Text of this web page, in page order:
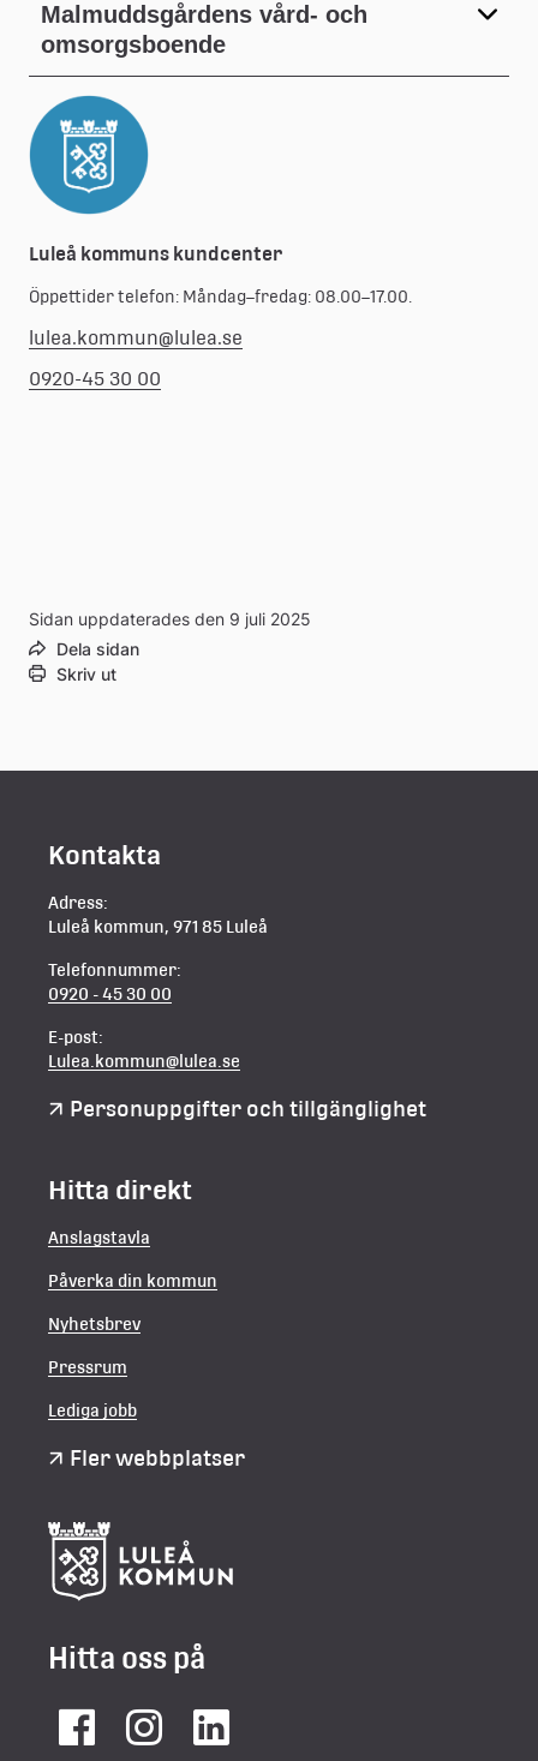
Malmuddsgårdens vård- och
omsorgsboende
Luleå kommuns kundcenter
Öppettider telefon: Måndag–fredag: 08.00–17.00.
lulea.kommun@lulea.se
0920-45 30 00
Sidan uppdaterades den 9 juli 2025
Dela sidan
Skriv ut
Kontakta
Adress:
Luleå kommun, 971 85 Luleå
Telefonnummer:
0920 - 45 30 00
E-post:
Lulea.kommun@lulea.se
Personuppgifter och tillgänglighet
Hitta direkt
Anslagstavla
Påverka din kommun
Nyhetsbrev
Pressrum
Lediga jobb
Fler webbplatser
Hitta oss på
FacebookInstagramLinkedIn